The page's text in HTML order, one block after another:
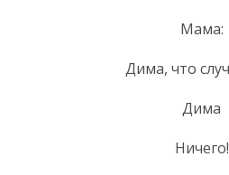
Мама:
Дима, что
Дима
Ничего!